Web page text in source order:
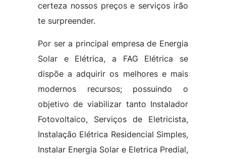
certeza nossos preços e serviços irão
te surpreender.
Por ser a principal empresa de Energia
Solar e Elétrica, a FAG Elétrica se
dispõe a adquirir os melhores e mais
modernos recursos; possuindo o
objetivo de viabilizar tanto Instalador
Fotovoltaico, Serviços de Eletricista,
Instalação Elétrica Residencial Simples,
Instalar Energia Solar e Eletrica Predial,